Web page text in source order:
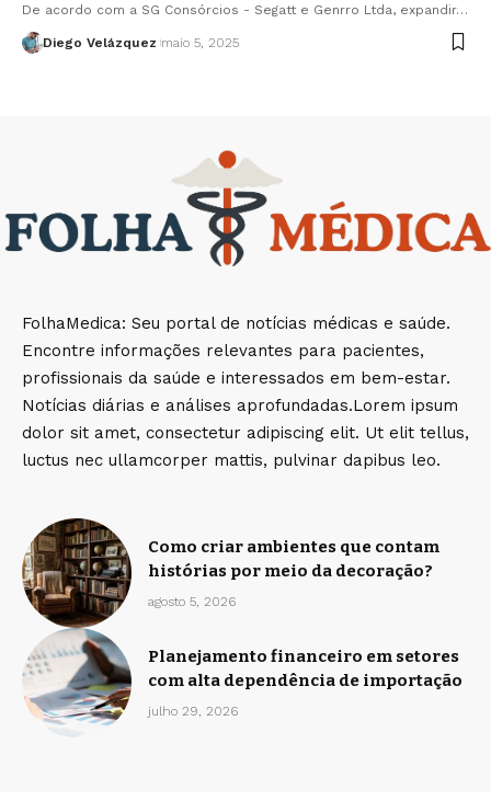
De acordo com a SG Consórcios - Segatt e Genrro Ltda, expandir…
Diego Velázquez maio 5, 2025
FolhaMedica: Seu portal de notícias médicas e saúde.
Encontre informações relevantes para pacientes,
profissionais da saúde e interessados em bem-estar.
Notícias diárias e análises aprofundadas.Lorem ipsum
dolor sit amet, consectetur adipiscing elit. Ut elit tellus,
luctus nec ullamcorper mattis, pulvinar dapibus leo.
Como criar ambientes que contam
histórias por meio da decoração?
agosto 5, 2026
Planejamento financeiro em setores
com alta dependência de importação
julho 29, 2026